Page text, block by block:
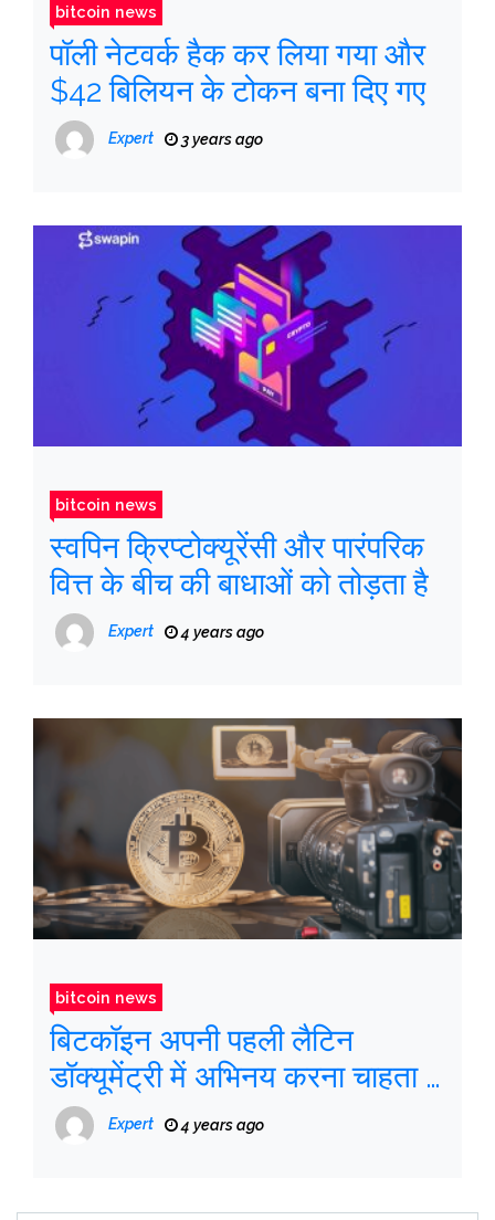
bitcoin news
पॉली नेटवर्क हैक कर लिया गया और
$42 बिलियन के टोकन बना दिए गए
Expert 3 years ago
bitcoin news
स्वपिन क्रिप्टोक्यूरेंसी और पारंपरिक
वित्त के बीच की बाधाओं को तोड़ता है
Expert 4 years ago
bitcoin news
बिटकॉइन अपनी पहली लैटिन
डॉक्यूमेंट्री में अभिनय करना चाहता है
और इसे प्राप्त करने के लिए धन की
तलाश करता है
Expert 4 years ago